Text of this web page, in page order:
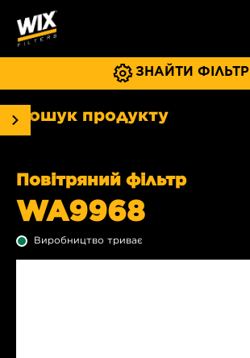
ЗНАЙТИ ФІЛЬТР
Пошук продукту
Повітряний фільтр
WA9968
Виробництво триває